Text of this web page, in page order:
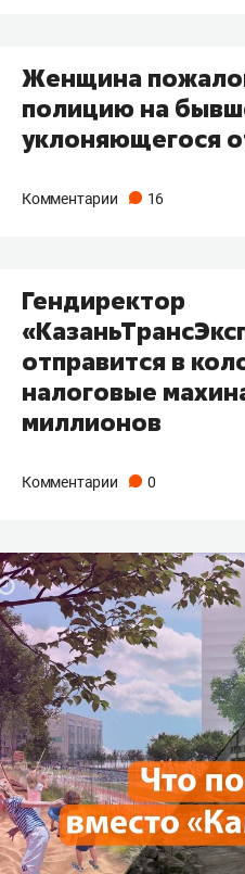
Женщина
полицию на
уклоняющегося
Комментарии 16
Гендиректор
отправится в
налоговые
миллионов
Комментарии 0